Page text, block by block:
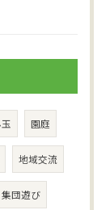
園庭
地域交流
集団遊び